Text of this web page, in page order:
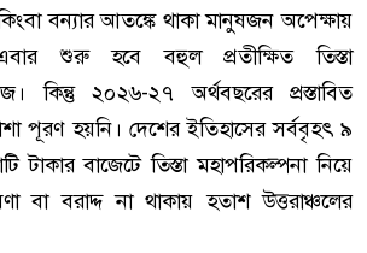
বন্যার আতঙ্কে থাকা মানুষজন অপেক্ষায়
শুরু হবে বহুল প্রতীক্ষিত তিস্তা
কিন্তু ২০২৬-২৭ অর্থবছরের প্রস্তাবিত
পূরণ হয়নি। দেশের ইতিহাসের সর্ববৃহৎ ৯
টাকার বাজেটে তিস্তা মহাপরিকল্পনা নিয়ে
বা বরাদ্দ না থাকায় হতাশ উত্তরাঞ্চলের